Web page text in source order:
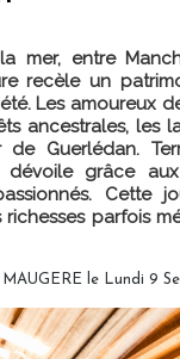
mer, entre
recèle un
Les amoureux
ancestrales, les
de Guerlédan.
dévoile grâce
Cette
parfois
MAUGERE le Lundi 9